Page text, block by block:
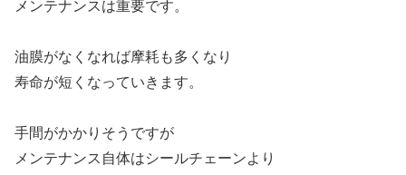
メンテナンスは重要です。
油膜がなくなれば摩耗も多くなり
寿命が短くなっていきます。
手間がかかりそうですが
メンテナンス自体はシールチェーンより